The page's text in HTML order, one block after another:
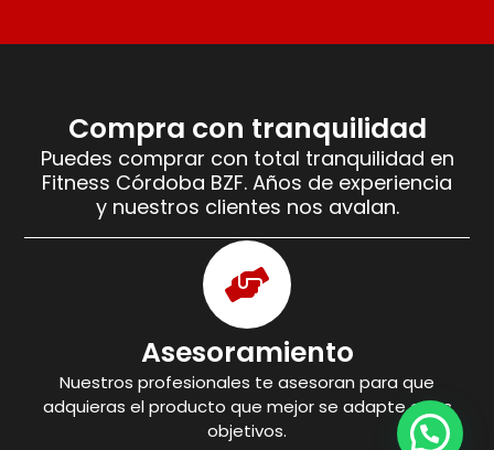
Compra con tranquilidad
Puedes comprar con total tranquilidad en
Fitness Córdoba BZF. Años de experiencia
y nuestros clientes nos avalan.
Asesoramiento
Nuestros profesionales te asesoran para que
adquieras el producto que mejor se adapte a tus
objetivos.